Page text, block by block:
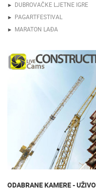
DUBROVAČKE LJETNE IGRE
PAGARTFESTIVAL
MARATON LAĐA
ODABRANE KAMERE - UŽIVO